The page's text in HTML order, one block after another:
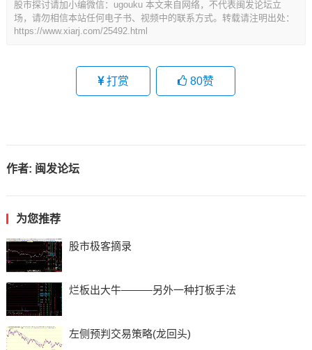
股市探讨请加小编微信：ugouku 本文来自网络，不代表闽发论坛立
场，请勿相信本站任何电子书、视频中的联系方式。转载请注明出处：
https://www.xiarj.com/25492.html
打赏 80赞
作者: 闽发论坛
为您推荐
股市极客摘录
烂板出大牛———另外一种打板手法
左侧预判交易策略(龙回头)